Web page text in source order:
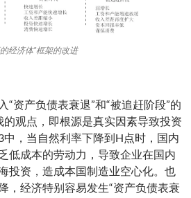
经济体”框架的改进
“资产负债表衰退”和“被追赶阶段”的
观点，即根源是真实因素导致投资
，当自然利率下降到H点时，国内
低成本的劳动力，导致企业在国内
投资，造成本国制造业空心化。也
，经济特别容易发生“资产负债表衰